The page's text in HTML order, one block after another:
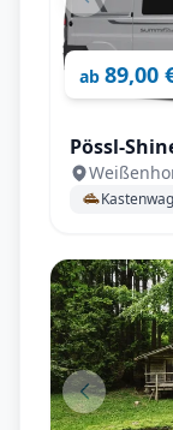
ab 89,00
Pössl-